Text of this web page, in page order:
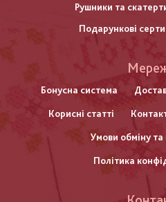
Рушники та
Подарункові
нижнього
колонтитулу
Бонусна система
Корисні статті
Умови обміну
Політика